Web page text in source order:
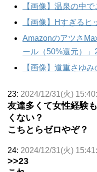
【画像】温泉の中
【画像】Hすぎる
Amazonのアツさ
ール（50%還元）」
【画像】道重さゆ
23: 2024/12/31(火)
友達多くて女性経験
くない？
こちとらゼロやぞ？
24: 2024/12/31(火)
>>23